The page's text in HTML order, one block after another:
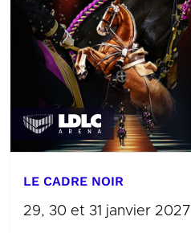
LE CADRE NOIR
29, 30 et 31 janvier 2027